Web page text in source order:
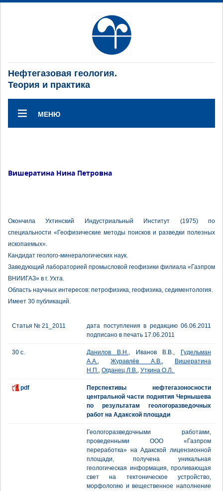
Нефтегазовая геология.
Теория и практика
МЕНЮ
Вишератина Нина Петровна
Окончила Ухтинский Индустриальный Институт (1975) по
специальности «Геофизические методы поисков и разведки полезных
ископаемых».
Кандидат геолого-минералогических наук.
Заведующий лабораторией промысловой геофизики филиала «Газпром
ВНИИГАЗ» в г. Ухта.
Область научных интересов: петрофизика, геофизика, седиментология.
Имеет 30 публикаций.
Статья № 21_2011
дата поступления в редакцию 06.06.2011
подписано в печать 17.06.2011
30 с. Данилов В.Н., Иванов В.В.,
Гудельман
А.А.,Журавлёв А.В.,
Вишератина
Н.П., Огданец Л.В., Уткина О.Л.
pdf
Перспективы нефтегазоносности
центральной части поднятия Чернышева
по результатам геологоразведочных
работ на Адакской площади
Геологоразведочными работами,
проведенными ООО «Газпром
переработка» на Адакской лицензионной
площади, получена уникальная
геологическая информация, проливающая
свет на тектоническое устройство,
морфологию и вещественное наполнение